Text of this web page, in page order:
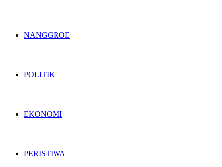
NANGGROE
POLITIK
EKONOMI
PERISTIWA